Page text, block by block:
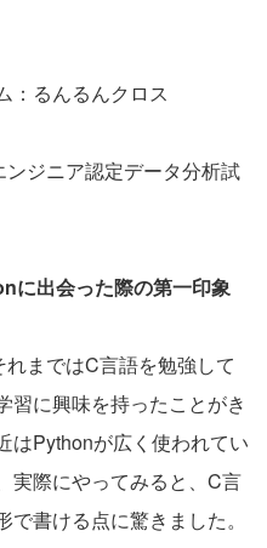
：るんるんクロス
ンジニア認定データ分析試
に出会った際の第一印象
まではC言語を勉強して
習に興味を持ったことがき
はPythonが広く使われてい
実際にやってみると、C言
書ける点に驚きました。